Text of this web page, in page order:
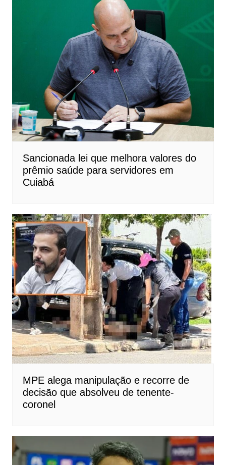
Sancionada lei que melhora valores do
prêmio saúde para servidores em
Cuiabá
MPE alega manipulação e recorre de
decisão que absolveu de tenente-
coronel